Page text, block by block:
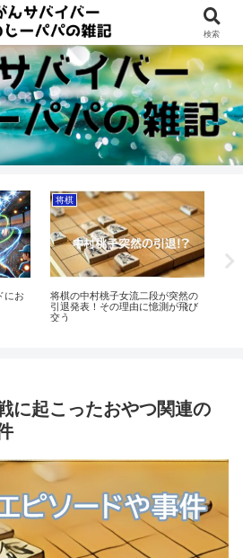
beyond 60s
にお
将棋
将棋の中村桃子女流二段が突然の
引退発表！その理由に憶測が飛び
交う
に起こったおやつ関連の
検索